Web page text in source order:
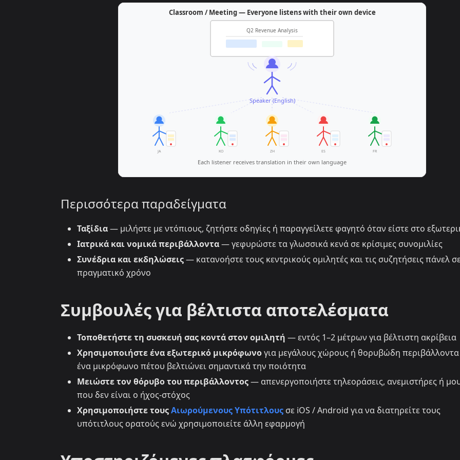
Περισσότερα παραδείγματα
Ταξίδια— μιλήστε με ντόπιους, ζητήστε οδηγίες ή παραγγείλετε φαγητό όταν είστε στο
Ιατρικά και νομικά περιβάλλοντα— γεφυρώστε τα γλωσσικά κενά σε κρίσιμες συνομιλίες
Συνέδρια και εκδηλώσεις— κατανοήστε τους κεντρικούς ομιλητές και τις συζητήσεις πάνελ
πραγματικό χρόνο
Συμβουλές για βέλτιστα αποτελέσματα
Τοποθετήστε τη συσκευή σας κοντά στον ομιλητή — εντός 1–2 μέτρων για βέλτιστη ακρίβεια
Χρησιμοποιήστε ένα εξωτερικό μικρόφωνογια μεγάλους χώρους ή θορυβώδη
ένα μικρόφωνο πέτου βελτιώνει σημαντικά την ποιότητα
Μειώστε τον θόρυβο του περιβάλλοντος— απενεργοποιήστε τηλεοράσεις, ανεμιστήρες ή
που δεν είναι ο ήχος-στόχος
Χρησιμοποιήστε τουςΑιωρούμενους Υπότιτλους σε iOS / Android για να διατηρείτε τους
υπότιτλους ορατούς ενώ χρησιμοποιείτε άλλη εφαρμογή